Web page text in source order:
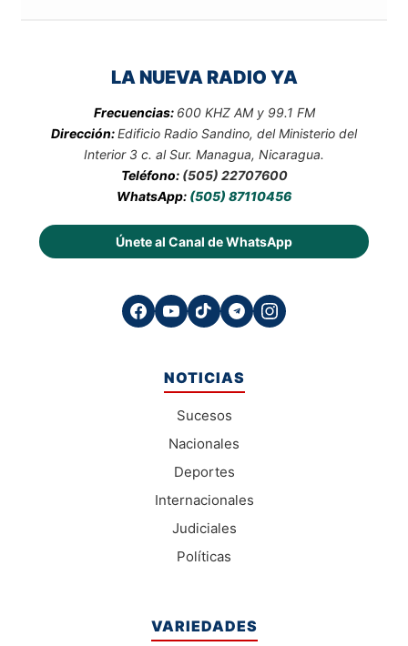
LA NUEVA RADIO YA
Frecuencias: 600 KHZ AM y 99.1 FM
Dirección:Edificio Radio Sandino, del Ministerio del
Interior 3 c. al Sur. Managua, Nicaragua.
Teléfono: (505) 22707600
WhatsApp: (505) 87110456
Únete al Canal de WhatsApp
NOTICIAS
Sucesos
Nacionales
Deportes
Internacionales
Judiciales
Políticas
VARIEDADES